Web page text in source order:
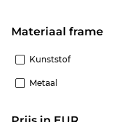
Materiaal frame
Kunststof
Metaal